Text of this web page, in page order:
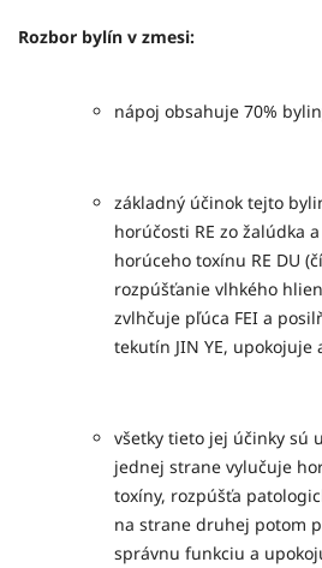
Rozbor bylín v zmesi:
nápoj obsahuje 70%
základný účinok tejto
horúčosti RE zo žalúdka
horúceho toxínu RE DU
rozpúšťanie vlhkého
zvlhčuje pľúca FEI a
tekutín JIN YE, upokojuje
všetky tieto jej účinky sú
jednej strane vylučuje
toxíny, rozpúšťa
na strane druhej potom
správnu funkciu a